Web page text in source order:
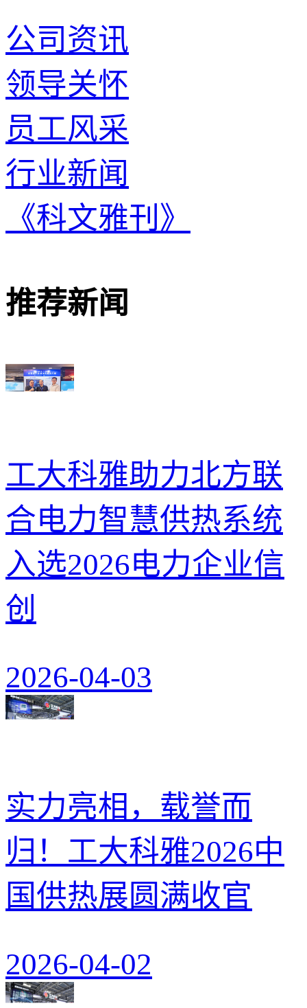
公司资讯
领导关怀
员工风采
行业新闻
《科文雅刊》
推荐新闻
工大科雅助力北方联
合电力智慧供热系统
入选2026电力企业信
创
2026-04-03
实力亮相，载誉而
归！工大科雅2026中
国供热展圆满收官
2026-04-02